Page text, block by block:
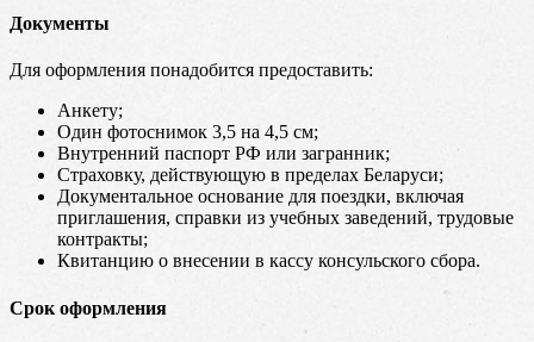
Документы
Для оформления понадобится предоставить:
Анкету;
Один фотоснимок 3,5 на 4,5 см;
Внутренний паспорт РФ или загранник;
Страховку, действующую в пределах Беларуси;
Документальное основание для поездки, включая
приглашения, справки из учебных заведений, трудовые
контракты;
Квитанцию о внесении в кассу консульского сбора.
Срок оформления